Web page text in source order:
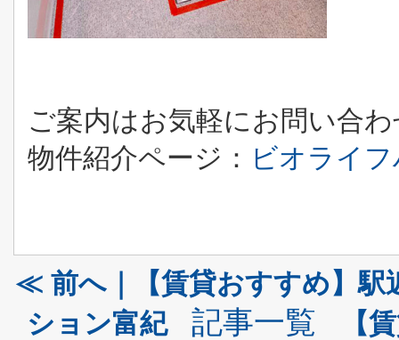
ご案内はお気軽にお問い合
物件紹介ページ： ビオライ
≪ 前へ｜【賃貸おすすめ】駅
ション富紀
記事一覧
【